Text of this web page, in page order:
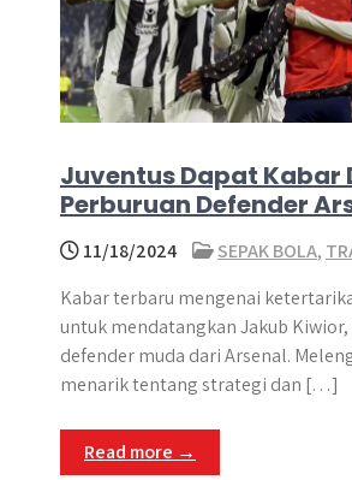
Juventus Dapat Kabar
Perburuan Defender
11/18/2024 SEPAK BOLA,
​Kabar terbaru mengenai
untuk mendatangkan Jakub
defender muda dari Arsenal.
menarik tentang strategi dan […]
Read more →